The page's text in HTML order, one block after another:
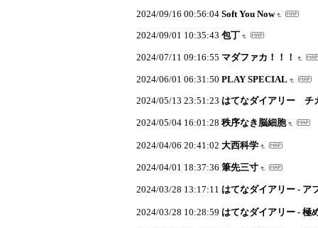
2024/09/16 00:56:04 Soft You Now
2024/09/01 10:35:43 包丁
2024/07/11 09:16:55 マダファカ！！！
2024/06/01 06:31:50 PLAY SPECIAL
2024/05/13 23:51:23 はてなダイアリー チ
2024/05/04 16:01:28 秩序なき脳細胞
2024/04/06 20:41:02 大西科学
2024/04/01 18:37:36 筆先三寸
2024/03/28 13:17:11 はてなダイアリー - ア
2024/03/28 10:28:59 はてなダイアリー - 極